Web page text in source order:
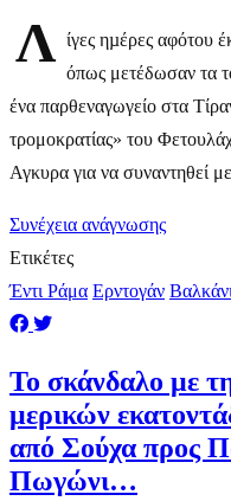
Λ ίγες ηµέρες αφότου
όπως μετέδωσαν τα
ένα παρθεναγωγείο στα
τρομοκρατίας» του
Αγκυρα για να συναντηθεί
Συνέχεια ανάγνωσης
Ετικέτες
Έντι Ράμα Ερντογάν
Το σκάνδαλο με
μερικών
από Σούχα προς
Πωγώνι…